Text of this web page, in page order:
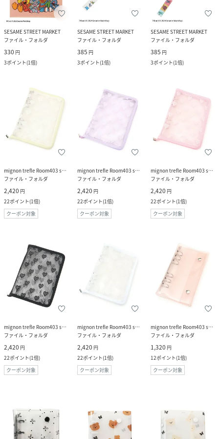
SESAME STREET MARKET
ファイル・フォルダ
330 円
3ポイント(1倍)
SESAME STREET MARKET
ファイル・フォルダ
385 円
3ポイント(1倍)
SESAME STREET MARKET
ファイル・フォルダ
385 円
3ポイント(1倍)
mignon trefle Room403 selected
ファイル・フォルダ
2,420 円
22ポイント(1倍)
クーポン対象
mignon trefle Room403 selected
ファイル・フォルダ
2,420 円
22ポイント(1倍)
クーポン対象
mignon trefle Room403 selected
ファイル・フォルダ
2,420 円
22ポイント(1倍)
クーポン対象
mignon trefle Room403 selected
ファイル・フォルダ
2,420 円
22ポイント(1倍)
クーポン対象
mignon trefle Room403 selected
ファイル・フォルダ
2,420 円
22ポイント(1倍)
クーポン対象
mignon trefle Room403 selected
ファイル・フォルダ
1,320 円
12ポイント(1倍)
クーポン対象